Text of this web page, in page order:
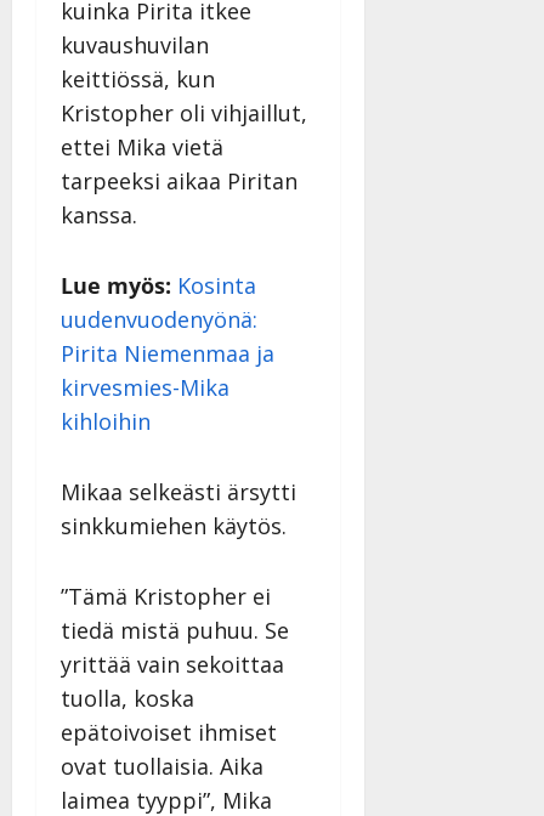
kuinka Pirita itkee
kuvaushuvilan
keittiössä, kun
Kristopher oli vihjaillut,
ettei Mika vietä
tarpeeksi aikaa Piritan
kanssa.
Lue myös: Kosinta
uudenvuodenyönä:
Pirita Niemenmaa ja
kirvesmies-Mika
kihloihin
Mikaa selkeästi ärsytti
sinkkumiehen käytös.
”Tämä Kristopher ei
tiedä mistä puhuu. Se
yrittää vain sekoittaa
tuolla, koska
epätoivoiset ihmiset
ovat tuollaisia. Aika
laimea tyyppi”, Mika